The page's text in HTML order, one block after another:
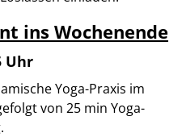
ins Wochenende
Uhr
Yoga-Praxis im
von 25 min Yoga-